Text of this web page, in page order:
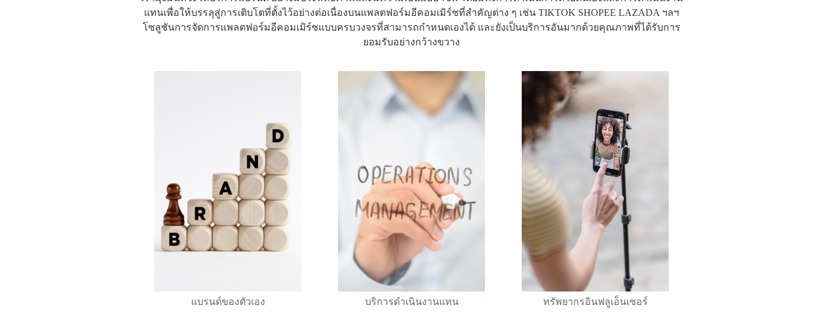
แทนเพื่อให้บรรลุสู่การเติบโตที่ตั้งไว้อย่างต่อเนื่องบนแพลตฟอร์มอีคอมเมิร์ซที่สำคัญต่าง ๆ เช่น TIKTOK SHOPEE LAZADA ฯลฯ
โซลูชันการจัดการแพลตฟอร์มอีคอมเมิร์ซแบบครบวงจรที่สามารถกำหนดเองได้ และยังเป็นบริการอันมากด้วยคุณภาพที่ได้รับการ
ยอมรับอย่างกว้างขวาง
แบรนด์ของตัวเอง บริการดำเนินงานแทน ทรัพยากรอินฟลูเอ็นเซอร์